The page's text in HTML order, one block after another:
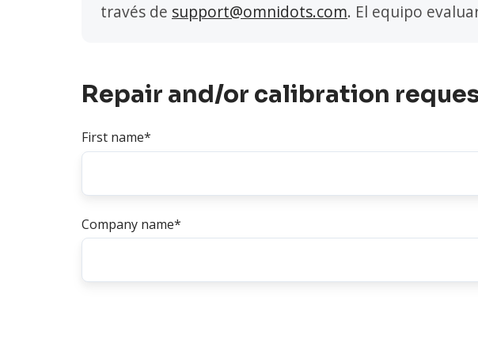
través de support@omnidots.com. El equipo
Repair and/or calibration
First name*
Company name*